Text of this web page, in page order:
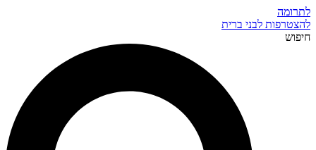
לתרומה
להצטרפות לבני ברית
חיפוש